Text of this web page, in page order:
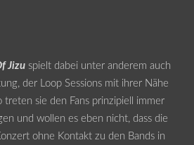
Jizuspielt dabei unter anderem auch
der Loop Sessions mit ihrer Nähe
treten sie den Fans prinzipiell immer
und wollen es eben nicht, dass die
ohne Kontakt zu den Bands in